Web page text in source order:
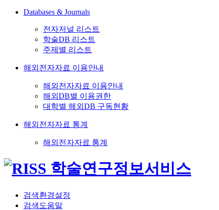
Databases & Journals
전자저널 리스트
학술DB 리스트
주제별 리스트
해외전자자료 이용안내
해외전자자료 이용안내
해외DB별 이용권한
대학별 해외DB 구독현황
해외전자자료 통계
해외전자자료 통계
검색환경설정
검색도움말